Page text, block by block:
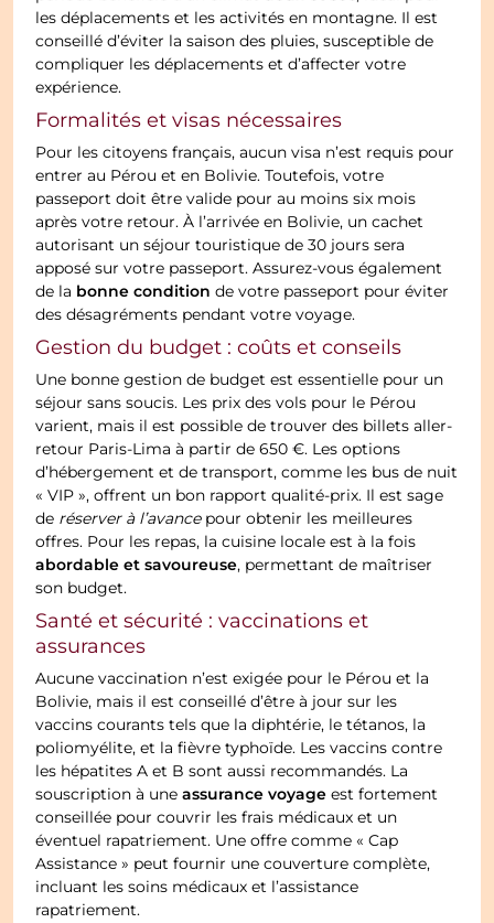
les déplacements et les activités en montagne. Il est
conseillé d’éviter la saison des pluies, susceptible de
compliquer les déplacements et d’affecter votre
expérience.
Formalités et visas nécessaires
Pour les citoyens français, aucun visa n’est requis pour
entrer au Pérou et en Bolivie. Toutefois, votre
passeport doit être valide pour au moins six mois
après votre retour. À l’arrivée en Bolivie, un cachet
autorisant un séjour touristique de 30 jours sera
apposé sur votre passeport. Assurez-vous également
de la bonne condition de votre passeport pour éviter
des désagréments pendant votre voyage.
Gestion du budget : coûts et conseils
Une bonne gestion de budget est essentielle pour un
séjour sans soucis. Les prix des vols pour le Pérou
varient, mais il est possible de trouver des billets aller-
retour Paris-Lima à partir de 650 €. Les options
d’hébergement et de transport, comme les bus de nuit
« VIP », offrent un bon rapport qualité-prix. Il est sage
de réserver à l’avancepour obtenir les meilleures
offres. Pour les repas, la cuisine locale est à la fois
abordable et savoureuse, permettant de maîtriser
son budget.
Santé et sécurité : vaccinations et
assurances
Aucune vaccination n’est exigée pour le Pérou et la
Bolivie, mais il est conseillé d’être à jour sur les
vaccins courants tels que la diphtérie, le tétanos, la
poliomyélite, et la fièvre typhoïde. Les vaccins contre
les hépatites A et B sont aussi recommandés. La
souscription à uneassurance voyage est fortement
conseillée pour couvrir les frais médicaux et un
éventuel rapatriement. Une offre comme « Cap
Assistance » peut fournir une couverture complète,
incluant les soins médicaux et l’assistance
rapatriement.